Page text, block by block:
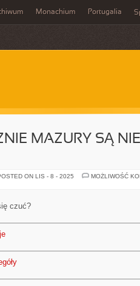
Monachium Portugalia
MAZURY SĄ
ON LIS - 8 - 2025
MOŻLIWOŚĆ
czuć?